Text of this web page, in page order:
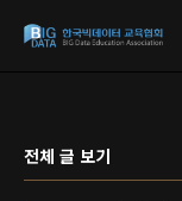
전체 글 보기